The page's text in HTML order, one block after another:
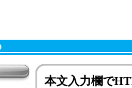
本文入力欄で